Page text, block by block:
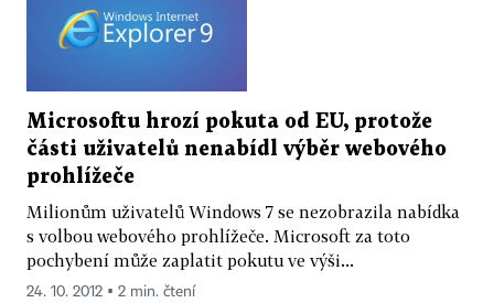
Microsoftu hrozí pokuta od EU, protože
části uživatelů nenabídl výběr webového
prohlížeče
Milionům uživatelů Windows 7 se nezobrazila nabídka
s volbou webového prohlížeče. Microsoft za toto
pochybení může zaplatit pokutu ve výši...
24. 10. 2012 ▪ 2 min. čtení